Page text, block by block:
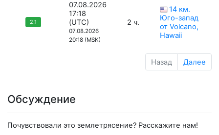
2.1
07.08.2026
17:18
(UTC)
07.08.2026
20:18 (MSK)
2 ч.
14 км.
Юго-запад
от Volcano,
Hawaii
Назад Далее
Обсуждение
Почувствовали это землетрясение? Расскажите нам!